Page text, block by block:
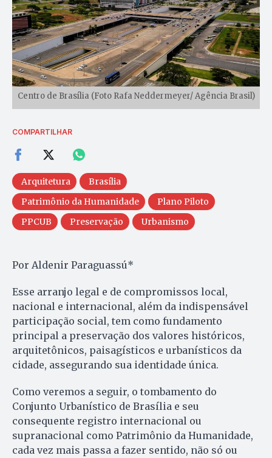
Centro de Brasília (Foto Rafa Neddermeyer/ Agência Brasil)
COMPARTILHAR
Arquitetura
Brasília
Patrimônio da Humanidade
Plano Piloto
PPCUB
Preservação Urbanismo
Por Aldenir Paraguassú*
Esse arranjo legal e de compromissos local,
nacional e internacional, além da indispensável
participação social, tem como fundamento
principal a preservação dos valores históricos,
arquitetônicos, paisagísticos e urbanísticos da
cidade, assegurando sua identidade única.
Como veremos a seguir, o tombamento do
Conjunto Urbanístico de Brasília e seu
consequente registro internacional ou
supranacional como Patrimônio da Humanidade,
cada vez mais passa a fazer sentido, não só ou